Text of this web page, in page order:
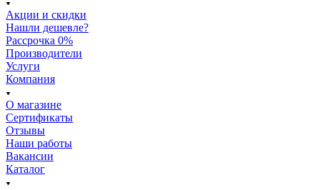
Акции и скидки
Нашли дешевле?
Рассрочка 0%
Производители
Услуги
Компания
О магазине
Сертификаты
Отзывы
Наши работы
Вакансии
Каталог